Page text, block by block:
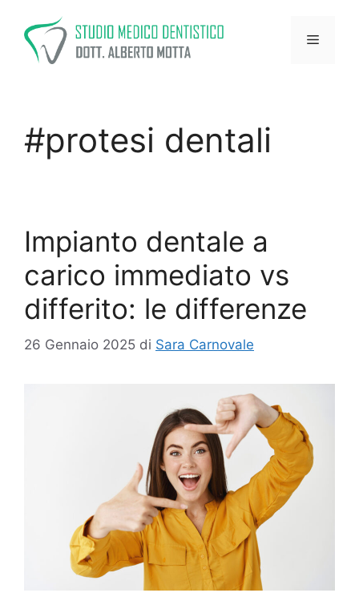
contenuto
Menu
#protesi dentali
Impianto dentale a
carico immediato vs
differito: le differenze
26 Gennaio 2025 di Sara Carnovale